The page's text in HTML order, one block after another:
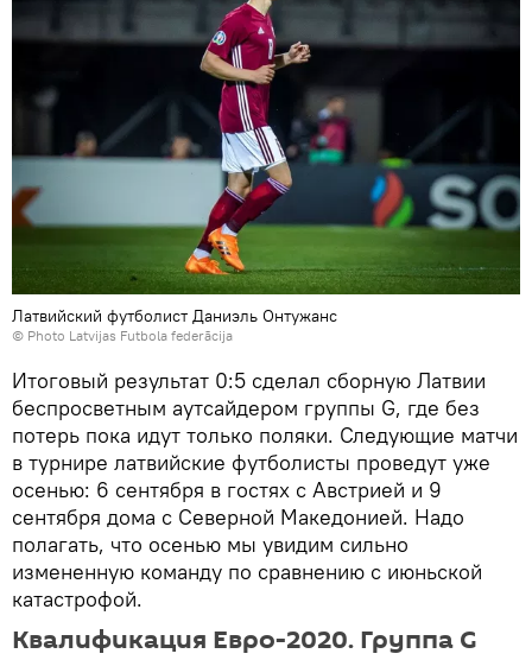
Латвийский футболист Даниэль Онтужанс
© Photo Latvijas Futbola federācija
Итоговый результат 0:5 сделал сборную Латвии
беспросветным аутсайдером группы G, где без
потерь пока идут только поляки. Следующие матчи
в турнире латвийские футболисты проведут уже
осенью: 6 сентября в гостях с Австрией и 9
сентября дома с Северной Македонией. Надо
полагать, что осенью мы увидим сильно
измененную команду по сравнению с июньской
катастрофой.
Квалификация Евро-2020. Группа G